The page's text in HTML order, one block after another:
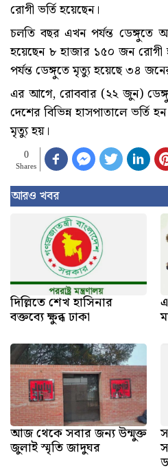
রোগী ভর্তি হয়েছেন।
চলতি বছর এখন পর্যন্ত ডেঙ্গুতে
হয়েছেন ৮ হাজার ১৫০ জন রোগী
পর্যন্ত ডেঙ্গুতে মৃত্যু হয়েছে ৩৪
এর আগে, রোববার (২২ জুন)
দেশের বিভিন্ন হাসপাতালে
মৃত্যু হয়।
0
Shares
আরও খবর
দিল্লিতে শেখ হাসিনার
বক্তব্যে ক্ষুব্ধ ঢাকা
আজ থেকে সবার জন্য উন্মুক্ত
জুলাই স্মৃতি জাদুঘর